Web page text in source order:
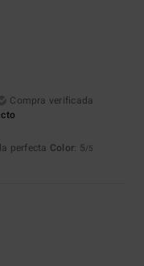
Compra verificada
perfecta Color: 5/5